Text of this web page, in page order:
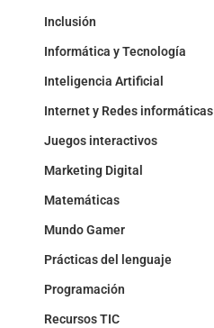
Inclusión
Informática y Tecnología
Inteligencia Artificial
Internet y Redes informáticas
Juegos interactivos
Marketing Digital
Matemáticas
Mundo Gamer
Prácticas del lenguaje
Programación
Recursos TIC